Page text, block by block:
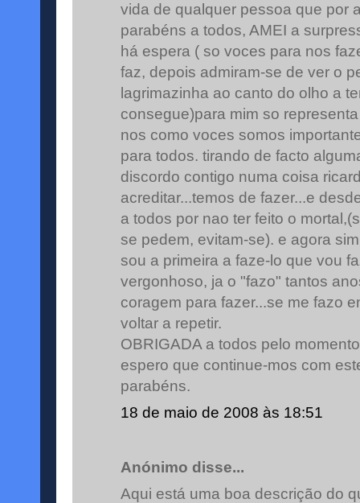
vida de qualquer pessoa que por
parabéns a todos, AMEI a
há espera ( so voces para nos
faz, depois admiram-se de ver o
lagrimazinha ao canto do olho a
consegue)para mim so
nos como voces somos
para todos. tirando de facto
discordo contigo numa coisa
acreditar...temos de fazer...e
a todos por nao ter feito o
se pedem, evitam-se). e agora
sou a primeira a faze-lo que vou
vergonhoso, ja o "fazo" tantos
coragem para fazer...se me fazo
voltar a repetir.
OBRIGADA a todos pelo
espero que continue-mos com
parabéns.
18 de maio de 2008 às 18:51
Anónimo disse...
Aqui está uma boa descrição do